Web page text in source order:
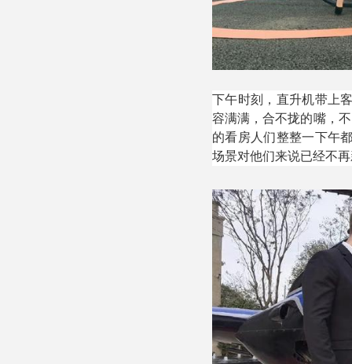
下午时刻，直升机带上
容满满，合不拢的嘴，
的看房人们整整一下午
场景对他们来说已经不